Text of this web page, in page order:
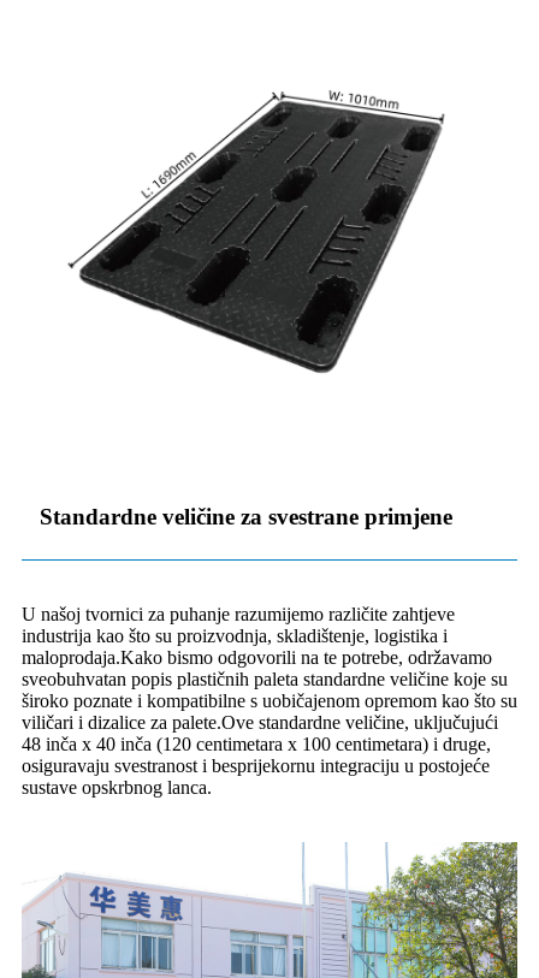
Standardne veličine za svestrane primjene
U našoj tvornici za puhanje razumijemo različite zahtjeve
industrija kao što su proizvodnja, skladištenje, logistika i
maloprodaja.Kako bismo odgovorili na te potrebe, održavamo
sveobuhvatan popis plastičnih paleta standardne veličine koje su
široko poznate i kompatibilne s uobičajenom opremom kao što su
viličari i dizalice za palete.Ove standardne veličine, uključujući
48 inča x 40 inča (120 centimetara x 100 centimetara) i druge,
osiguravaju svestranost i besprijekornu integraciju u postojeće
sustave opskrbnog lanca.